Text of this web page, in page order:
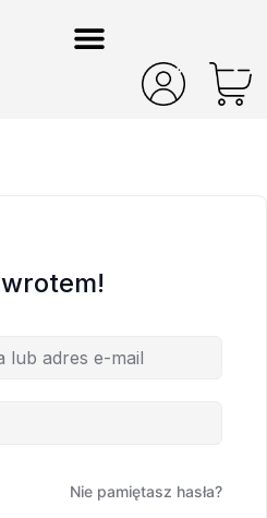
Nie pamiętasz hasła?